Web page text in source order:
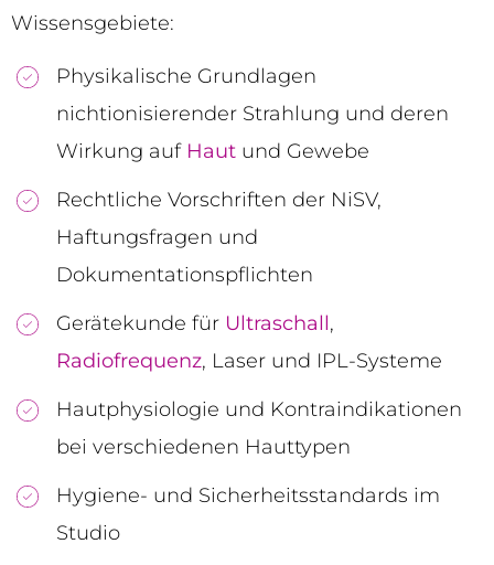
Wissensgebiete:
Physikalische Grundlagen
nichtionisierender Strahlung und deren
Wirkung auf Haut und Gewebe
Rechtliche Vorschriften der NiSV,
Haftungsfragen und
Dokumentationspflichten
Gerätekunde für Ultraschall,
Radiofrequenz, Laser und IPL-Systeme
Hautphysiologie und Kontraindikationen
bei verschiedenen Hauttypen
Hygiene- und Sicherheitsstandards im
Studio